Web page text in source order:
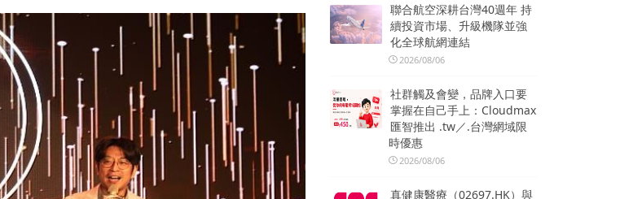
聯合航空深耕台灣40週年 持
續投資市場、升級機隊並強
化全球航網連結
2026/08/06
社群觸及會變，品牌入口要
掌握在自己手上：Cloudmax
匯智推出 .tw／.台灣網域限
時優惠
2026/08/06
真健康醫療（02697.HK）與